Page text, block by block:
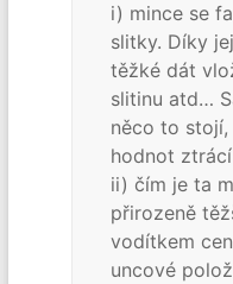
i) mince se
slitky. Díky
těžké dát
slitinu atd…
něco to
hodnot
ii) čím je ta
přirozeně
vodítkem
uncové